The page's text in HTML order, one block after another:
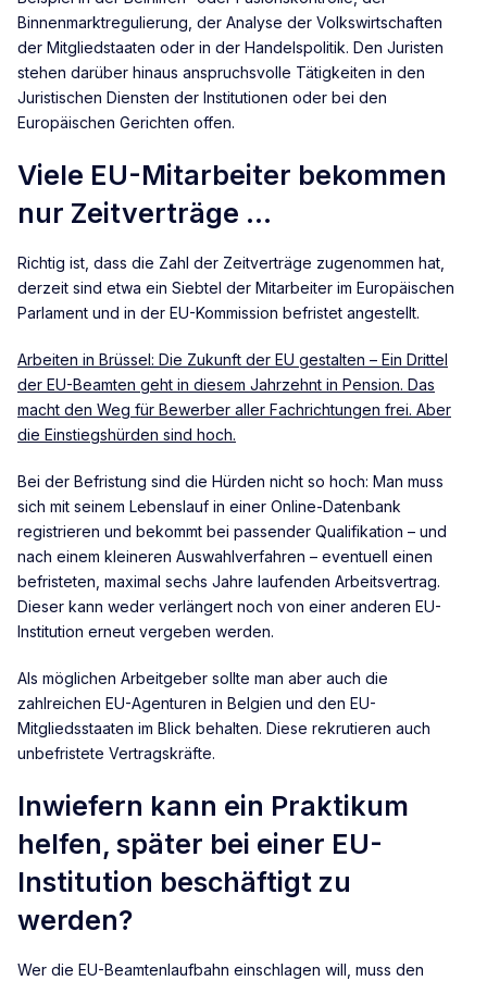
Binnenmarktregulierung, der Analyse der Volkswirtschaften
der Mitgliedstaaten oder in der Handelspolitik. Den Juristen
stehen darüber hinaus anspruchsvolle Tätigkeiten in den
Juristischen Diensten der Institutionen oder bei den
Europäischen Gerichten offen.
Viele EU-Mitarbeiter bekommen
nur Zeitverträge …
Richtig ist, dass die Zahl der Zeitverträge zugenommen hat,
derzeit sind etwa ein Siebtel der Mitarbeiter im Europäischen
Parlament und in der EU-Kommission befristet angestellt.
Arbeiten in Brüssel: Die Zukunft der EU gestalten – Ein Drittel
der EU-Beamten geht in diesem Jahrzehnt in Pension. Das
macht den Weg für Bewerber aller Fachrichtungen frei. Aber
die Einstiegshürden sind hoch.
Bei der Befristung sind die Hürden nicht so hoch: Man muss
sich mit seinem Lebenslauf in einer Online-Datenbank
registrieren und bekommt bei passender Qualifikation – und
nach einem kleineren Auswahlverfahren – eventuell einen
befristeten, maximal sechs Jahre laufenden Arbeitsvertrag.
Dieser kann weder verlängert noch von einer anderen EU-
Institution erneut vergeben werden.
Als möglichen Arbeitgeber sollte man aber auch die
zahlreichen EU-Agenturen in Belgien und den EU-
Mitgliedsstaaten im Blick behalten. Diese rekrutieren auch
unbefristete Vertragskräfte.
Inwiefern kann ein Praktikum
helfen, später bei einer EU-
Institution beschäftigt zu
werden?
Wer die EU-Beamtenlaufbahn einschlagen will, muss den